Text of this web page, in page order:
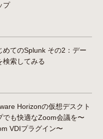
プ
めてのSplunk その2：デー
検索してみる
Horizonの仮想デスクト
でも快適なZoom会議を〜
VDIプラグイン〜